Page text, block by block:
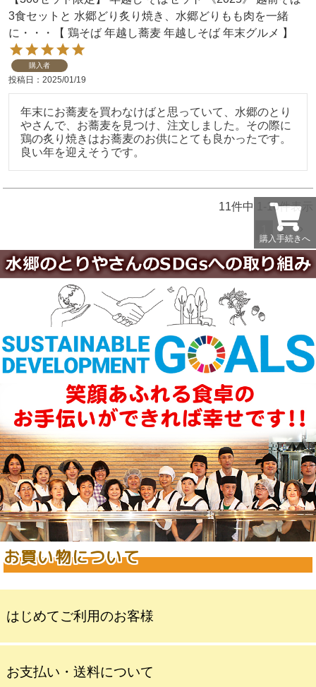
3食セットと 水郷どり炙り焼き、水郷どりもも肉を一緒
に・・・【 鶏そば 年越し蕎麦 年越しそば 年末グルメ 】
購入者
投稿日 2025/01/19
年末にお蕎麦を買わなけばと思っていて、水郷のとり
やさんで、お蕎麦を見つけ、注文しました。その際に
鶏の炙り焼きはお蕎麦のお供にとても良かったです。
良い年を迎えそうです。
11件中 10件表示
2
お買い物について
はじめてご利用のお客様
お支払い・送料について
購入手続きへ